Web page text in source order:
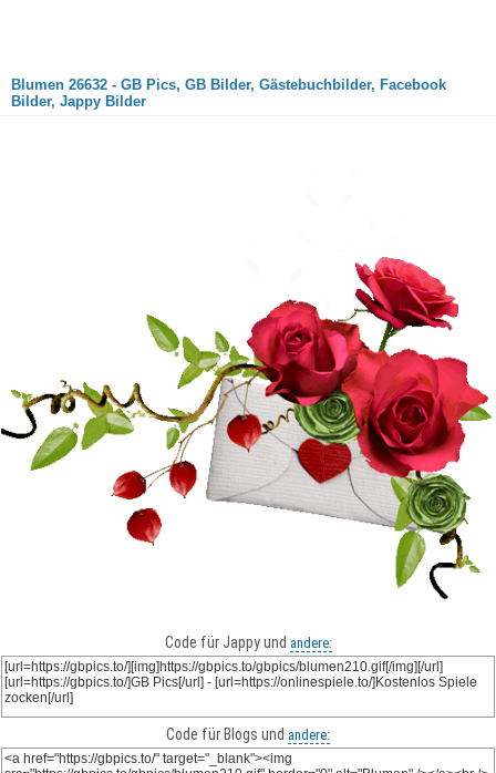
Blumen 26632 - GB Pics, GB Bilder, Gästebuchbilder, Facebook
Bilder, Jappy Bilder
Code für Jappy und andere:
Code für Blogs und andere: